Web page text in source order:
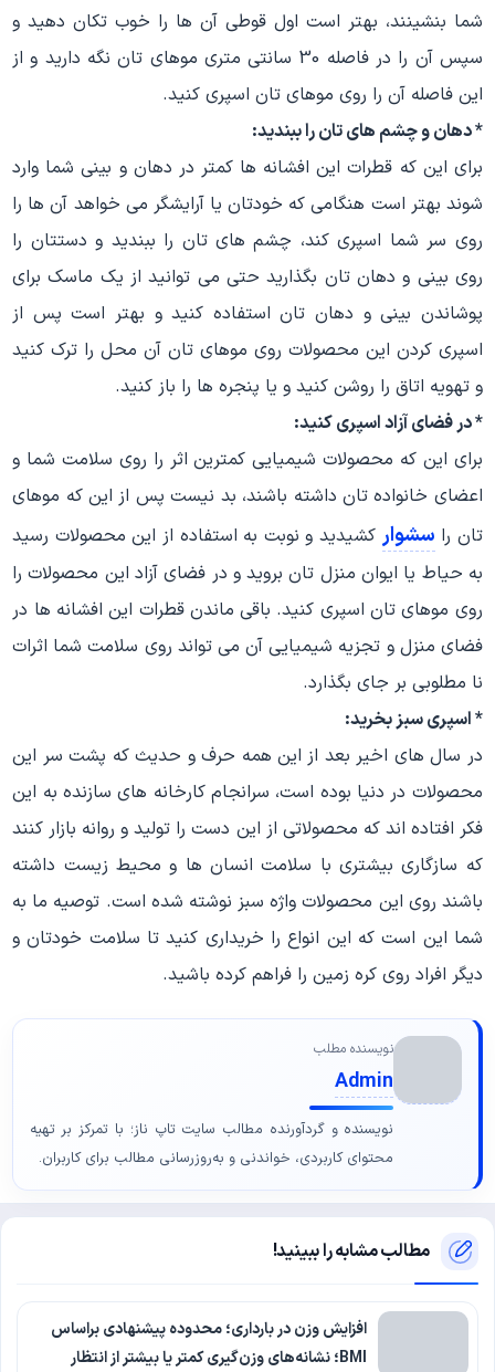
شما بنشینند، بهتر است اول قوطی آن ها را خوب تکان دهید و
سپس آن را در فاصله 30 سانتی متری موهای تان نگه دارید و از
این فاصله آن را روی موهای تان اسپری کنید.
* دهان و چشم های تان را ببندید:
برای این که قطرات این افشانه ها کمتر در دهان و بینی شما وارد
شوند بهتر است هنگامی که خودتان یا آرایشگر می خواهد آن ها را
روی سر شما اسپری کند، چشم های تان را ببندید و دستتان را
روی بینی و دهان تان بگذارید حتی می توانید از یک ماسک برای
پوشاندن بینی و دهان تان استفاده کنید و بهتر است پس از
اسپری کردن این محصولات روی موهای تان آن محل را ترک کنید
و تهویه اتاق را روشن کنید و یا پنجره ها را باز کنید.
* در فضای آزاد اسپری کنید:
برای این که محصولات شیمیایی کمترین اثر را روی سلامت شما و
اعضای خانواده تان داشته باشند، بد نیست پس از این که موهای
تان را سشوار کشیدید و نوبت به استفاده از این محصولات رسید
به حیاط یا ایوان منزل تان بروید و در فضای آزاد این محصولات را
روی موهای تان اسپری کنید. باقی ماندن قطرات این افشانه ها در
فضای منزل و تجزیه شیمیایی آن می تواند روی سلامت شما اثرات
نا مطلوبی بر جای بگذارد.
* اسپری سبز بخرید:
در سال های اخیر بعد از این همه حرف و حدیث که پشت سر این
محصولات در دنیا بوده است، سرانجام کارخانه های سازنده به این
فکر افتاده اند که محصولاتی از این دست را تولید و روانه بازار کنند
که سازگاری بیشتری با سلامت انسان ها و محیط زیست داشته
باشند روی این محصولات واژه سبز نوشته شده است. توصیه ما به
شما این است که این انواع را خریداری کنید تا سلامت خودتان و
دیگر افراد روی کره زمین را فراهم کرده باشید.
نویسنده مطلب
Admin
نویسنده و گردآورنده مطالب سایت تاپ ناز؛ با تمرکز بر تهیه
محتوای کاربردی، خواندنی و به‌روزرسانی مطالب برای کاربران.
مطالب مشابه را ببینید!
افزایش وزن در بارداری؛ محدوده پیشنهادی براساس
BMI؛ نشانه‌های وزن‌گیری کمتر یا بیشتر از انتظار